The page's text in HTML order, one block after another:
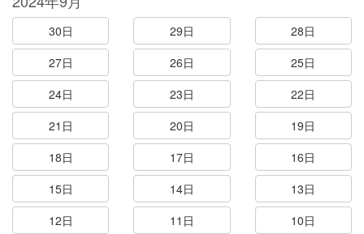
30日 29日
28日
27日
26日
25日
24日
23日
22日
21日
20日
19日
18日
17日
16日
15日
14日
13日
12日
11日
10日